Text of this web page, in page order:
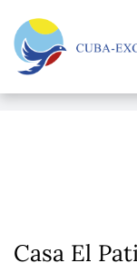
Casa El